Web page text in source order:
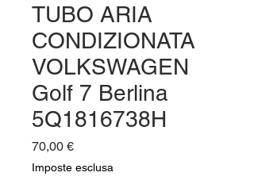
TUBO ARIA
CONDIZIONATA
VOLKSWAGEN
Golf 7 Berlina
5Q1816738H
70,00 €Prezzo
Imposte esclusa